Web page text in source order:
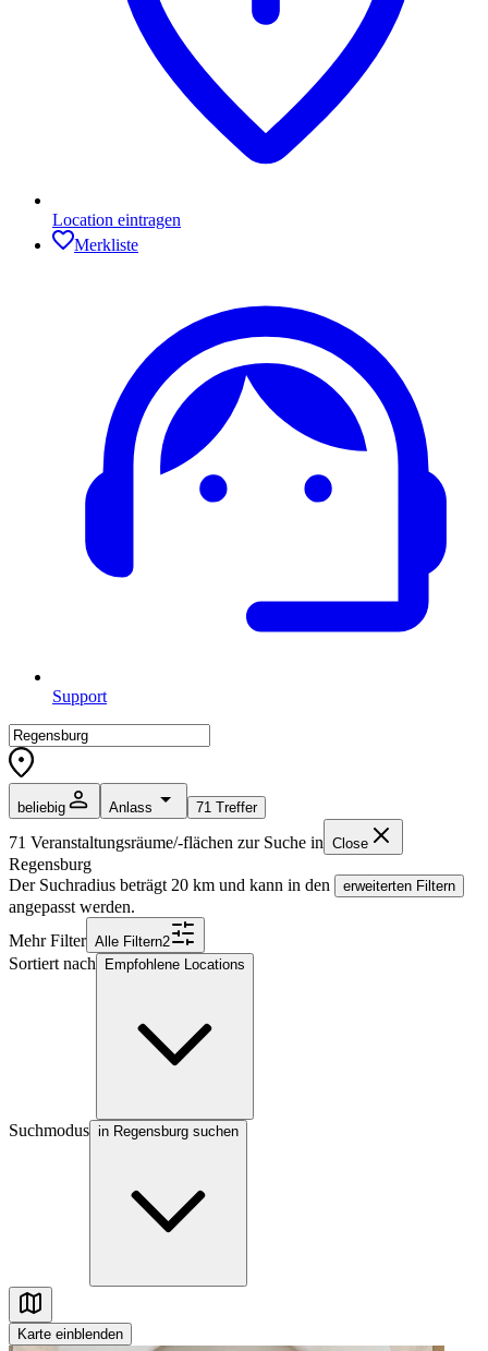
Location eintragen
Merkliste
Support
beliebig Anlass 71 Treffer
71 Veranstaltungsräume/-flächen zur Suche in Close
Regensburg
Der Suchradius beträgt 20 km und kann in den erweiterten Filtern
angepasst werden.
Mehr Filter Alle Filtern2
Sortiert nach Empfohlene Locations
Suchmodus in Regensburg suchen
Karte einblenden